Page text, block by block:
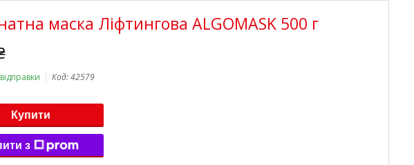
маска Ліфтингова ALGOMASK 500 г
Код:42579
Купити
з